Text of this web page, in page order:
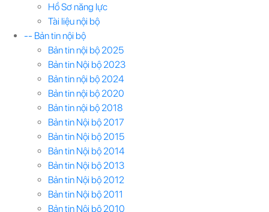
Hồ Sơ năng lực
Tài liệu nội bộ
-- Bản tin nội bộ
Bản tin nội bộ 2025
Bản tin Nội bộ 2023
Bản tin nội bộ 2024
Bản tin nội bộ 2020
Bản tin nội bộ 2018
Bản tin Nội bộ 2017
Bản tin Nội bộ 2015
Bản tin Nội bộ 2014
Bản tin Nội bộ 2013
Bản tin Nội bộ 2012
Bản tin Nội bộ 2011
Bản tin Nội bộ 2010